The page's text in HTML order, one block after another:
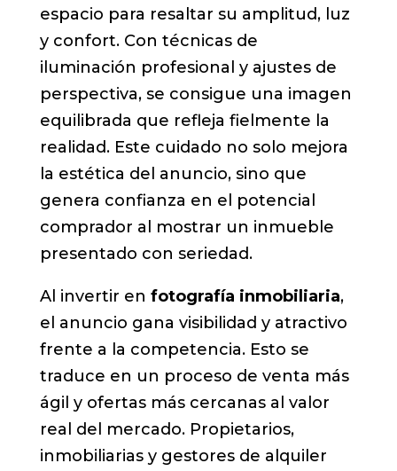
espacio para resaltar su amplitud, luz
y confort. Con técnicas de
iluminación profesional y ajustes de
perspectiva, se consigue una imagen
equilibrada que refleja fielmente la
realidad. Este cuidado no solo mejora
la estética del anuncio, sino que
genera confianza en el potencial
comprador al mostrar un inmueble
presentado con seriedad.
Al invertir en fotografía inmobiliaria,
el anuncio gana visibilidad y atractivo
frente a la competencia. Esto se
traduce en un proceso de venta más
ágil y ofertas más cercanas al valor
real del mercado. Propietarios,
inmobiliarias y gestores de alquiler